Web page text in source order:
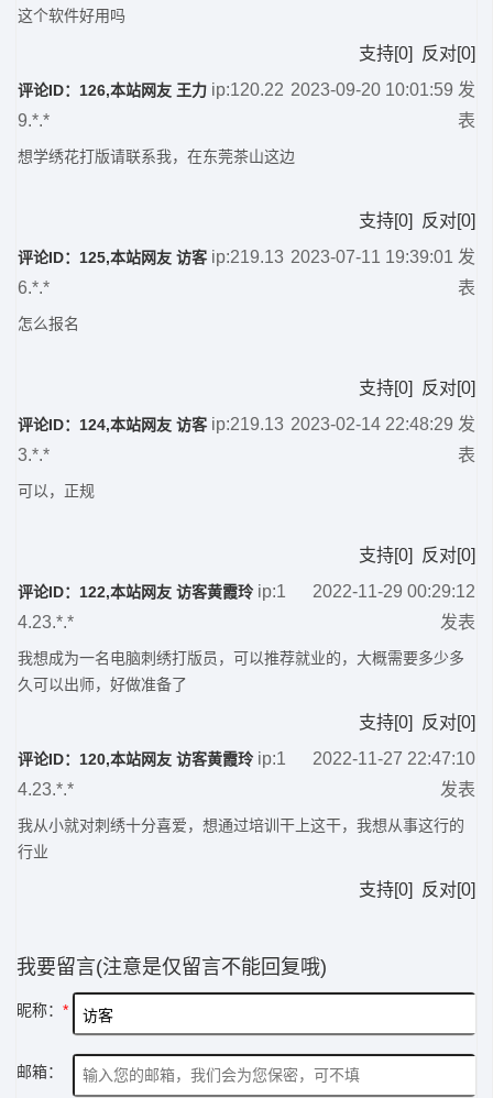
这个软件好用吗
支持[0] 反对[0]
评论ID：126,本站网友 王力 ip:120.22
9.*.*
2023-09-20 10:01:59 发
表
想学绣花打版请联系我，在东莞茶山这边
支持[0] 反对[0]
评论ID：125,本站网友 访客 ip:219.13
6.*.*
2023-07-11 19:39:01 发
表
怎么报名
支持[0] 反对[0]
评论ID：124,本站网友 访客 ip:219.13
3.*.*
2023-02-14 22:48:29 发
表
可以，正规
支持[0] 反对[0]
评论ID：122,本站网友 访客黄霞玲 ip:1
4.23.*.*
2022-11-29 00:29:12
发表
我想成为一名电脑刺绣打版员，可以推荐就业的，大概需要多少多
久可以出师，好做准备了
支持[0] 反对[0]
评论ID：120,本站网友 访客黄霞玲 ip:1
4.23.*.*
2022-11-27 22:47:10
发表
我从小就对刺绣十分喜爱，想通过培训干上这干，我想从事这行的
行业
支持[0] 反对[0]
我要留言(注意是仅留言不能回复哦)
昵称： *
邮箱：